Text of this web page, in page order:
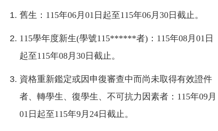
舊生：115年06月01日起至115年06月30日截止。
115學年度新生(學號115******者)：115年08月01日
起至115年08月30日截止。
資格重新鑑定或因申復審查中而尚未取得有效證件
者、轉學生、復學生、不可抗力因素者：115年09月
01日起至115年9月24日截止。